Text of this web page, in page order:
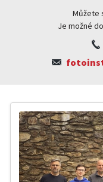
Můžete
Je možné